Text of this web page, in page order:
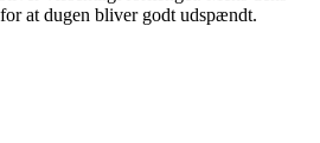
at dugen bliver godt udspændt.